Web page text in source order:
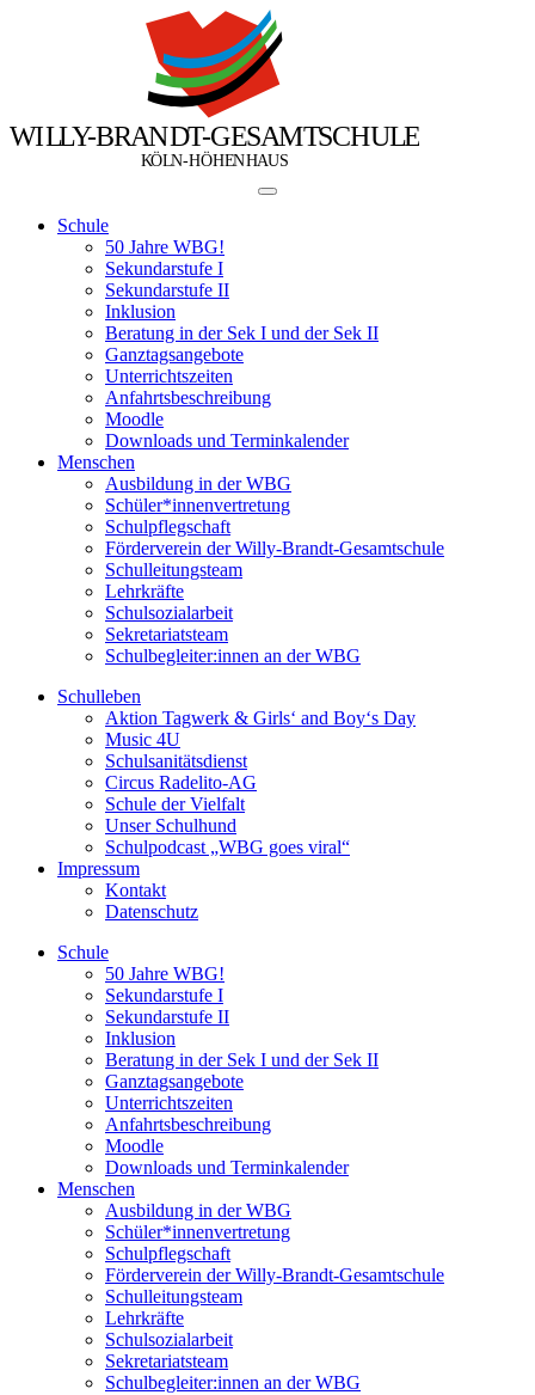
WILLY-BRANDT-GESAMTSCHULE
KÖLN-HÖHENHAUS
Schule
50 Jahre WBG!
Sekundarstufe I
Sekundarstufe II
Inklusion
Beratung in der Sek I und der Sek II
Ganztagsangebote
Unterrichtszeiten
Anfahrtsbeschreibung
Moodle
Downloads und Terminkalender
Menschen
Ausbildung in der WBG
Schüler*innenvertretung
Schulpflegschaft
Förderverein der Willy-Brandt-Gesamtschule
Schulleitungsteam
Lehrkräfte
Schulsozialarbeit
Sekretariatsteam
Schulbegleiter:innen an der WBG
Schulleben
Aktion Tagwerk & Girls‘ and Boy‘s Day
Music 4U
Schulsanitätsdienst
Circus Radelito-AG
Schule der Vielfalt
Unser Schulhund
Schulpodcast „WBG goes viral“
Impressum
Kontakt
Datenschutz
Schule
50 Jahre WBG!
Sekundarstufe I
Sekundarstufe II
Inklusion
Beratung in der Sek I und der Sek II
Ganztagsangebote
Unterrichtszeiten
Anfahrtsbeschreibung
Moodle
Downloads und Terminkalender
Menschen
Ausbildung in der WBG
Schüler*innenvertretung
Schulpflegschaft
Förderverein der Willy-Brandt-Gesamtschule
Schulleitungsteam
Lehrkräfte
Schulsozialarbeit
Sekretariatsteam
Schulbegleiter:innen an der WBG